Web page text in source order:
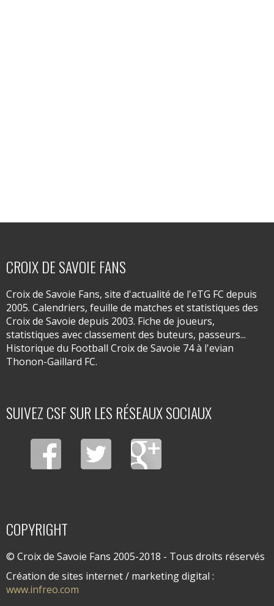
CROIX DE SAVOIE FANS
Croix de Savoie Fans, site d'actualité de l'eTG FC depuis
2005. Calendriers, feuille de matches et statistiques des
Croix de Savoie depuis 2003. Fiche de joueurs,
statistiques avec classement des buteurs, passeurs...
Historique du Football Croix de Savoie 74 à l'evian
Thonon-Gaillard FC.
SUIVEZ CSF SUR LES RÉSEAUX SOCIAUX
COPYRIGHT
© Croix de Savoie Fans 2005-2018 - Tous droits réservés
Création de sites internet / marketing digital :
www.infreo.com